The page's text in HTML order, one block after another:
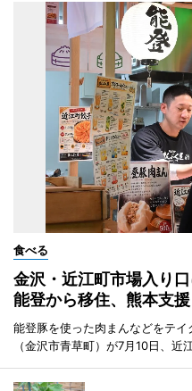
食べる
金沢・近江町市場入り
能登から移住、熊本支援
能登豚を使った肉まんなどをテイ
（金沢市青草町）が7月10日、近